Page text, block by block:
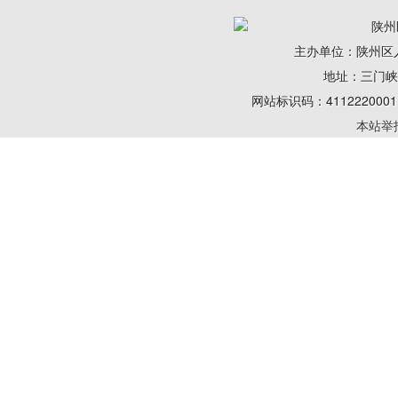
陕
主办单位：陕州
地址：三门
网站标识码：
本站举